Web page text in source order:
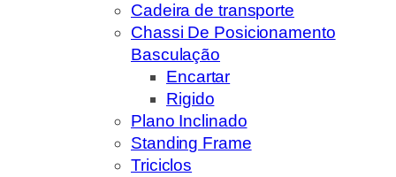
Cadeira de transporte
Chassi De Posicionamento
Basculação
Encartar
Rigido
Plano Inclinado
Standing Frame
Triciclos